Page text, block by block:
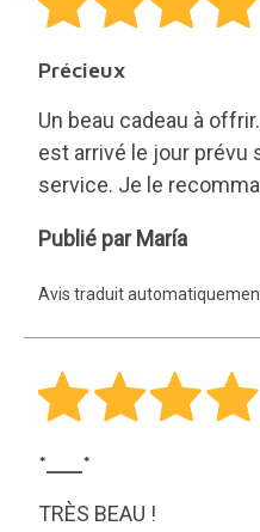
Précieux
Un beau cadeau à
est arrivé le jour prévu
service. Je le
María
Publié par María
Avis traduit
*___*
TRÈS BEAU !